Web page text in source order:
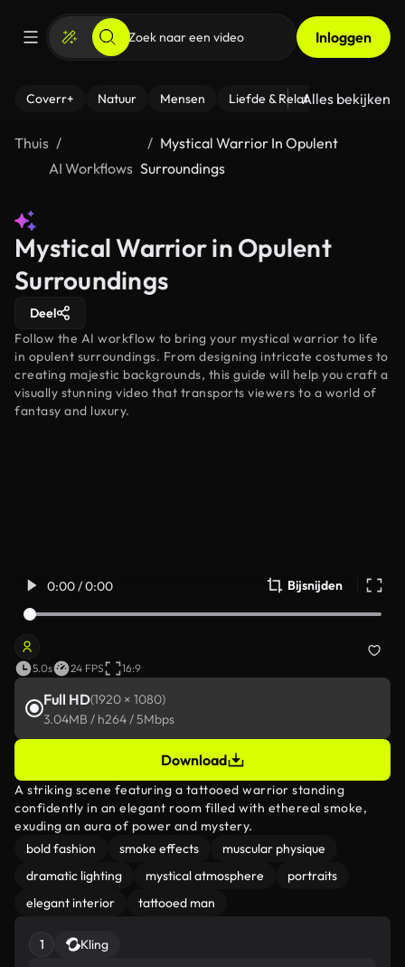
Inloggen
Coverr+ Natuur Mensen Liefde & Relaties - Fitness
Alles bekijken
Thuis
AI Workflows
Mystical Warrior In Opulent
Surroundings
Mystical Warrior in Opulent
Surroundings
Deel
Follow the AI workflow to bring your mystical warrior to life
in opulent surroundings. From designing intricate costumes to
creating majestic backgrounds, this guide will help you craft a
visually stunning video that transports viewers to a world of
fantasy and luxury.
1 Kling
0:00 / 0:00 Bijsnijden
5.0s 24 FPS 16:9
Full HD(1920 × 1080)
3.04MB / h264 / 5Mbps
Download
A striking scene featuring a tattooed warrior standing
confidently in an elegant room filled with ethereal smoke,
exuding an aura of power and mystery.
bold fashion
smoke effects
muscular physique
dramatic lighting
mystical atmosphere
portraits
elegant interior
tattooed man